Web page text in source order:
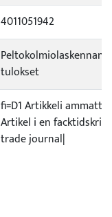
4011051942
Peltokolmiolaskennan
tulokset
fi=D1 Artikkeli
Artikel i en
trade journal|